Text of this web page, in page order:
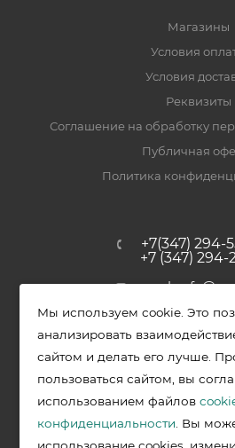
Магазины
Условия
Условия
Реквизиты
Соглашение на обработку
Публичная
Политика
+7(347) 294-
+7 (347) 294-
upak-
Уфимский район,
Полевая, д.
2026 © Меркурий - упаковочная
производителей
Мы используем cookie. Это
анализировать
сайтом и делать его лучше.
пользоваться сайтом, вы
использованием файлов
конфиденциальности . Вы